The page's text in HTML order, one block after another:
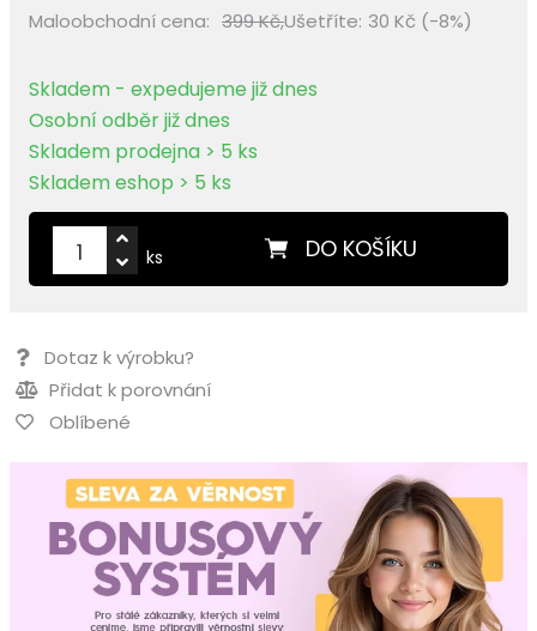
Maloobchodní cena: 399 Kč,Ušetříte: 30 Kč (-8%)
Skladem - expedujeme již dnes
Osobní odběr již dnes
Skladem prodejna > 5 ks
Skladem eshop > 5 ks
DO KOŠÍKU
ks
Dotaz k výrobku?
Přidat k porovnání
Oblíbené